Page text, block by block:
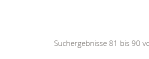
Suchergebnisse 81 bis 90